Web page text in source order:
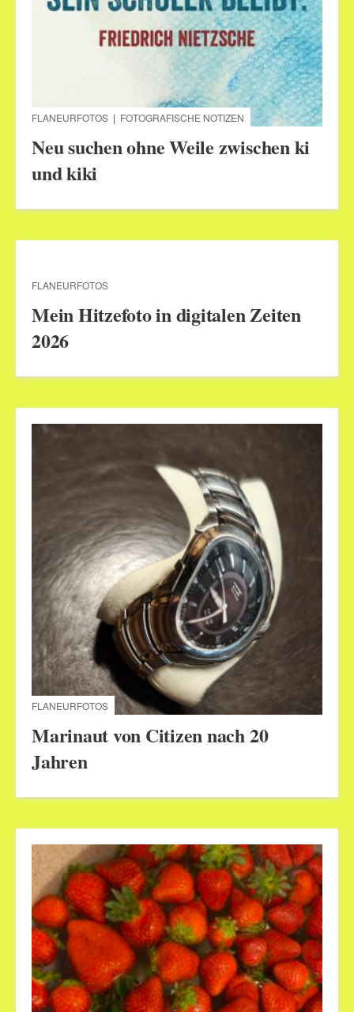
FLANEURFOTOS | FOTOGRAFISCHE NOTIZEN
Neu suchen ohne Weile zwischen ki
und kiki
FLANEURFOTOS
Mein Hitzefoto in digitalen Zeiten
2026
FLANEURFOTOS
Marinaut von Citizen nach 20
Jahren